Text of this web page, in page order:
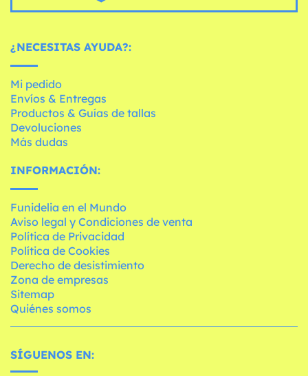
¿NECESITAS AYUDA?:
Mi pedido
Envíos & Entregas
Productos & Guías de tallas
Devoluciones
Más dudas
INFORMACIÓN:
Funidelia en el Mundo
Aviso legal y Condiciones de venta
Política de Privacidad
Política de Cookies
Derecho de desistimiento
Zona de empresas
Sitemap
Quiénes somos
SÍGUENOS EN: